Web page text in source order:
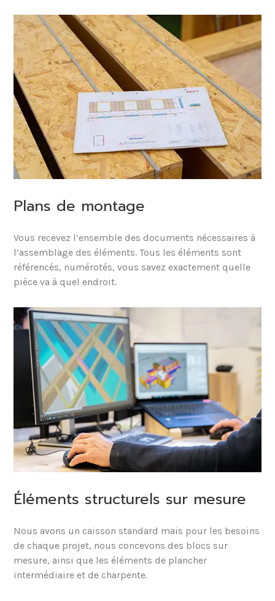
Plans de montage
Vous recevez l’ensemble des documents nécessaires à
l’assemblage des éléments. Tous les éléments sont
référencés, numérotés, vous savez exactement quelle
pièce va à quel endroit.
Éléments structurels sur mesure
Nous avons un caisson standard mais pour les besoins
de chaque projet, nous concevons des blocs sur
mesure, ainsi que les éléments de plancher
intermédiaire et de charpente.